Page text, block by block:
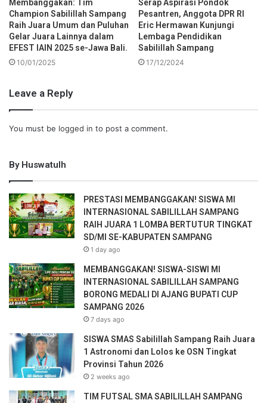
Membanggakan: Tim
Champion Sabilillah Sampang
Raih Juara Umum dan Puluhan
Gelar Juara Lainnya dalam
EFEST IAIN 2025 se-Jawa Bali.
10/01/2025
Serap Aspirasi Pondok
Pesantren, Anggota DPR RI
Eric Hermawan Kunjungi
Lembaga Pendidikan
Sabilillah Sampang
17/12/2024
Leave a Reply
You must be logged in to post a comment.
By Huswatulh
PRESTASI MEMBANGGAKAN! SISWA MI
INTERNASIONAL SABILILLAH SAMPANG
RAIH JUARA 1 LOMBA BERTUTUR TINGKAT
SD/MI SE-KABUPATEN SAMPANG
1 day ago
MEMBANGGAKAN! SISWA-SISWI MI
INTERNASIONAL SABILILLAH SAMPANG
BORONG MEDALI DI AJANG BUPATI CUP
SAMPANG 2026
7 days ago
SISWA SMAS Sabilillah Sampang Raih Juara
1 Astronomi dan Lolos ke OSN Tingkat
Provinsi Tahun 2026
2 weeks ago
TIM FUTSAL SMA SABILILLAH SAMPANG